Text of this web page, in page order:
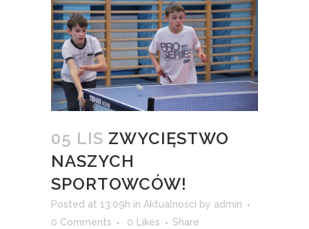
05 LIS ZWYCIĘSTWO
NASZYCH
SPORTOWCÓW!
Posted at 13:09h in Aktualności by admin
0 Comments
0 Likes Share